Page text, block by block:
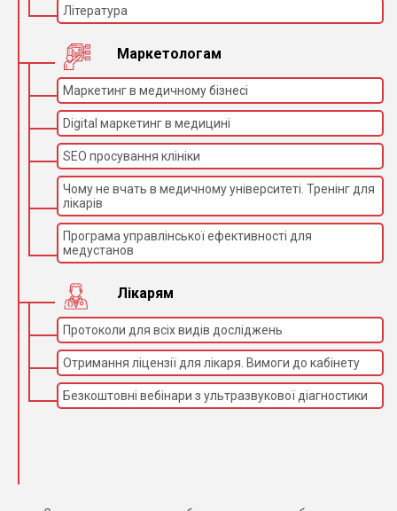
Точність
Зручність
обертання, сенсорне
керування, швидке
налаштування
параметрів
Документування
для аналізу й навчання,
підтримка USB та
мережевого збереження
Ергономіка
Продумана конструкція
візка для організації
простору
Література
Маркетологам
Маркетинг в медичному бізнесі
Digital маркетинг в медицині
SEO просування клініки
Чому не вчать в медичному університеті. Тренінг для
лікарів
Програма управлінської ефективності для
медустанов
Лікарям
Протоколи для всіх видів досліджень
Отримання ліцензії для лікаря. Вимоги до кабінету
Безкоштовні вебінари з ультразвукової діагностики